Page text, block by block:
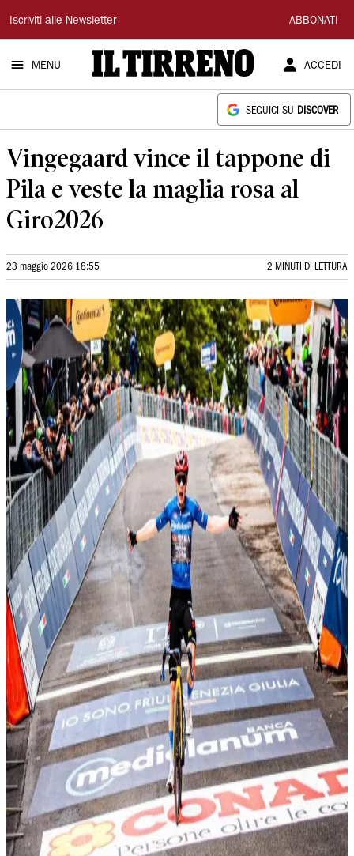
Il
Tirreno
Iscriviti alle Newsletter ABBONATI
MENU ACCEDI
SEGUICI SU DISCOVER
Vingegaard vince il tappone di
Pila e veste la maglia rosa al
Giro2026
23 maggio 2026 18:55 2 MINUTI DI LETTURA